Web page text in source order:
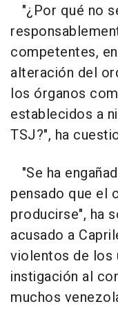
"¿Por qué no
competentes,
alteración del
los órganos
establecidos a
TSJ?", ha
"Se ha
pensado que el
producirse", ha
acusado a
violentos de los
instigación al
muchos